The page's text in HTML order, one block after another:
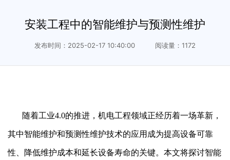
安装工程中的智能维护与预测性维护
发布时间：2025-02-17 10:40:00 阅读量：1172
随着工业4.0的推进，机电工程领域正经历着一场革新，
其中智能维护和预测性维护技术的应用成为提高设备可靠
性、降低维护成本和延长设备寿命的关键。本文将探讨智能